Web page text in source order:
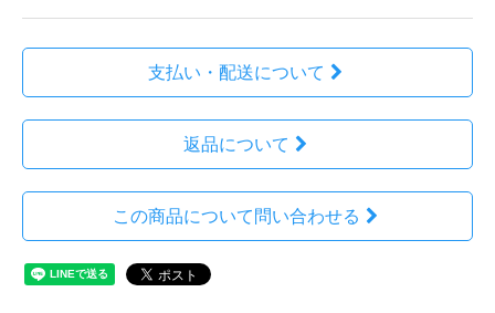
支払い・配送について
返品について
この商品について問い合わせる